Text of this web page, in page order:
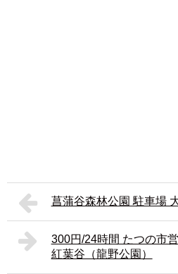
菖蒲谷森林公園 駐車場
300円/24時間 たつの市
紅葉谷（龍野公園）